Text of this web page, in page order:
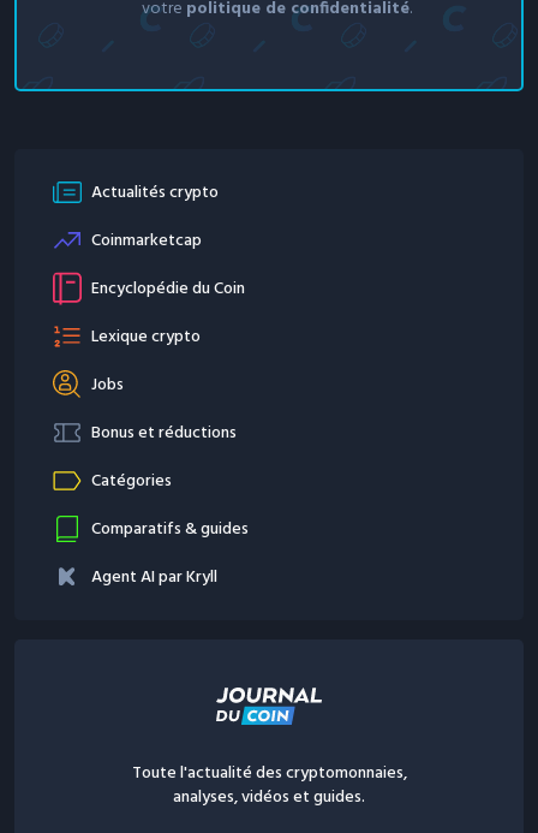
votre politique de confidentialité.
Actualités crypto
Coinmarketcap
Encyclopédie du Coin
Lexique crypto
Jobs
Bonus et réductions
Catégories
Comparatifs & guides
Agent AI par Kryll
Toute l'actualité des cryptomonnaies,
analyses, vidéos et guides.